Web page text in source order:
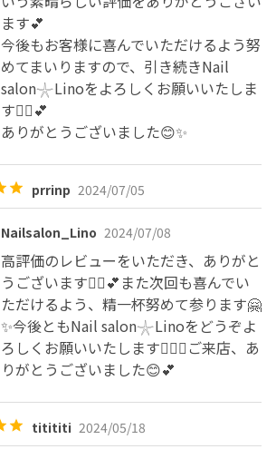
ます💕
今後もお客様に喜んでいただけるよう努
めてまいりますので、引き続きNail
salon𓇼Linoをよろしくお願いいたしま
す🙇‍♀️💕
ありがとうございました😊✨
prrinp 2024/07/05
Nailsalon_Lino 2024/07/08
高評価のレビューをいただき、ありがと
うございます🙇‍♀️💕また次回も喜んでい
ただけるよう、精一杯努めて参ります🤗
✨今後ともNail salon𓇼Linoをどうぞよ
ろしくお願いいたします🙇‍♀️✨ご来店、あ
りがとうございました😊💕
titititi 2024/05/18